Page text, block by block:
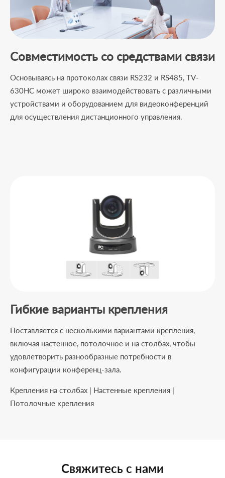
Совместимость со средствами связи
Основываясь на протоколах связи RS232 и RS485, TV-
630HC может широко взаимодействовать с различными
устройствами и оборудованием для видеоконференций
для осуществления дистанционного управления.
Гибкие варианты крепления
Поставляется с несколькими вариантами крепления,
включая настенное, потолочное и на столбах, чтобы
удовлетворить разнообразные потребности в
конфигурации конференц-зала.
Крепления на столбах | Настенные крепления |
Потолочные крепления
Свяжитесь с нами